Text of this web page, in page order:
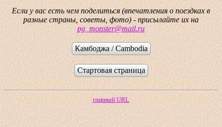
Если у вас есть чем поделиться (впечатления о поездках в
разные страны, советы, фото) - присылайте их на
pg_monster@mail.ru
Камбоджа / Cambodia
Стартовая страница
главный URL